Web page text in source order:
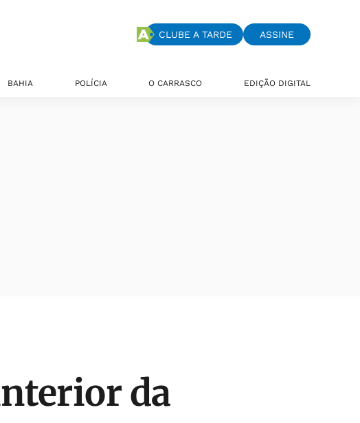
CLUBE A TARDE ASSINE
BAHIA POLÍCIA O CARRASCO EDIÇÃO DIGITAL
da